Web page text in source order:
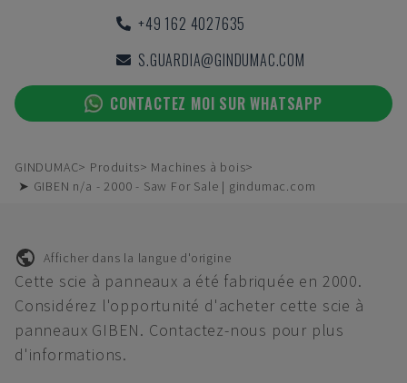
+49 162 4027635
S.GUARDIA@GINDUMAC.COM
CONTACTEZ MOI SUR WHATSAPP
GINDUMAC Produits
Machines à bois
➤ GIBEN n/a - 2000 - Saw For Sale | gindumac.com
Afficher dans la langue d'origine
Cette scie à panneaux a été fabriquée en 2000.
Considérez l'opportunité d'acheter cette scie à
panneaux GIBEN. Contactez-nous pour plus
d'informations.